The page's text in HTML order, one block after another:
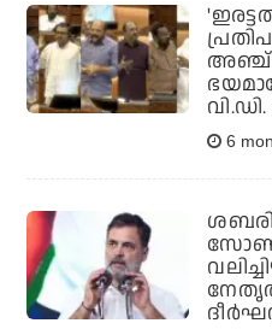
അഞ്ച്
6